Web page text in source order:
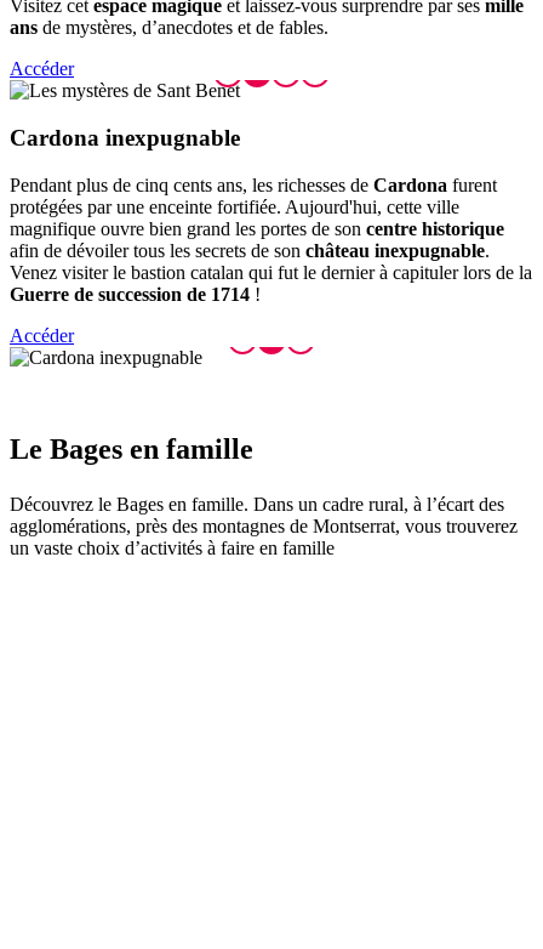
Visitez cet espace magique et laissez-vous surprendre par ses mille
ans de mystères, d’anecdotes et de fables.
Accéder
Cardona inexpugnable
Pendant plus de cinq cents ans, les richesses de Cardona furent
protégées par une enceinte fortifiée. Aujourd'hui, cette ville
magnifique ouvre bien grand les portes de son centre historique
afin de dévoiler tous les secrets de son château inexpugnable.
Venez visiter le bastion catalan qui fut le dernier à capituler lors de la
Guerre de succession de 1714 !
Accéder
Le Bages en famille
Découvrez le Bages en famille. Dans un cadre rural, à l’écart des
agglomérations, près des montagnes de Montserrat, vous trouverez
un vaste choix d’activités à faire en famille